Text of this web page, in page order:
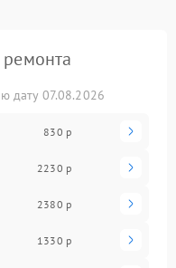
дату 07.08.2026
830 р
2230 р
2380 р
1330 р